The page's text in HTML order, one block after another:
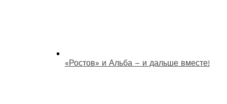
«Ростов» и Альба – и дальше вместе!